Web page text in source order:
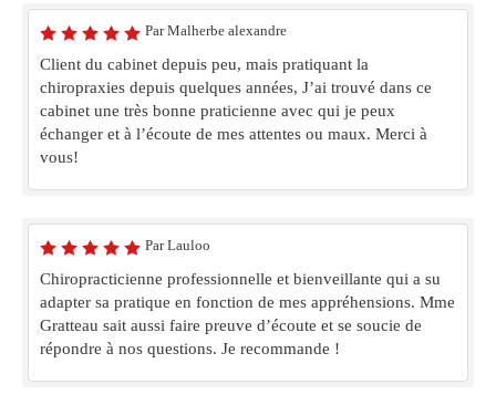
Par Malherbe alexandre
Client du cabinet depuis peu, mais pratiquant la
chiropraxies depuis quelques années, J’ai trouvé dans ce
cabinet une très bonne praticienne avec qui je peux
échanger et à l’écoute de mes attentes ou maux. Merci à
vous!
Par Lauloo
Chiropracticienne professionnelle et bienveillante qui a su
adapter sa pratique en fonction de mes appréhensions. Mme
Gratteau sait aussi faire preuve d’écoute et se soucie de
répondre à nos questions. Je recommande !